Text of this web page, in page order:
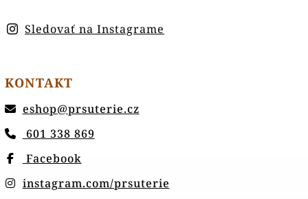
Sledovať na Instagrame
KONTAKT
eshop@prsuterie.cz
601 338 869
Facebook
instagram.com/prsuterie